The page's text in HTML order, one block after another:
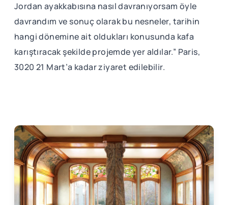
Jordan ayakkabısına nasıl davranıyorsam öyle
davrandım ve sonuç olarak bu nesneler, tarihin
hangi dönemine ait oldukları konusunda kafa
karıştıracak şekilde projemde yer aldılar.” Paris,
3020 21 Mart’a kadar ziyaret edilebilir.